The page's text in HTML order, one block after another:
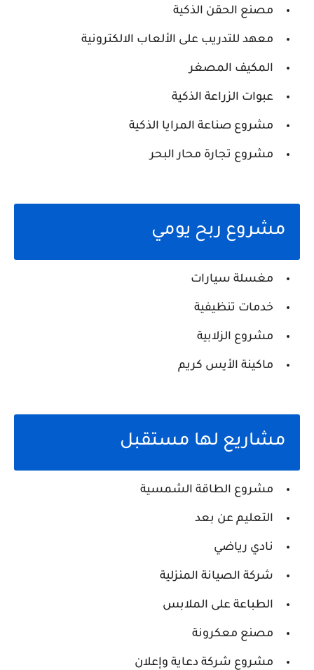
مصنع الحقن الذكية
معهد للتدريب على الألعاب الالكترونية
المكيف المصغر
عبوات الزراعة الذكية
مشروع صناعة المرايا الذكية
مشروع تجارة محار البحر
مشروع ربح يومي
مغسلة سيارات
خدمات تنظيفية
مشروع الزلابية
ماكينة الأيس كريم
مشاريع لها مستقبل
مشروع الطاقة الشمسية
التعليم عن بعد
نادي رياضي
شركة الصيانة المنزلية
الطباعة على الملابس
مصنع معكرونة
مشروع شركة دعاية وإعلان